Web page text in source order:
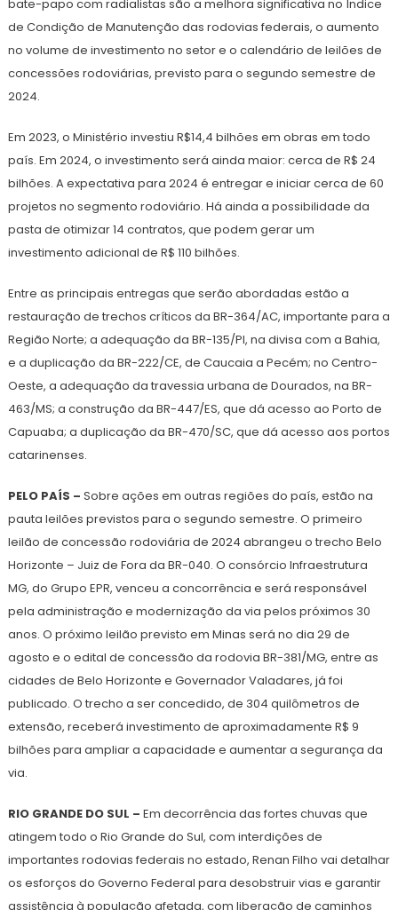
bate-papo com radialistas são a melhora significativa no Índice
de Condição de Manutenção das rodovias federais, o aumento
no volume de investimento no setor e o calendário de leilões de
concessões rodoviárias, previsto para o segundo semestre de
2024.
Em 2023, o Ministério investiu R$14,4 bilhões em obras em todo
país. Em 2024, o investimento será ainda maior: cerca de R$ 24
bilhões. A expectativa para 2024 é entregar e iniciar cerca de 60
projetos no segmento rodoviário. Há ainda a possibilidade da
pasta de otimizar 14 contratos, que podem gerar um
investimento adicional de R$ 110 bilhões.
Entre as principais entregas que serão abordadas estão a
restauração de trechos críticos da BR-364/AC, importante para a
Região Norte; a adequação da BR-135/PI, na divisa com a Bahia,
e a duplicação da BR-222/CE, de Caucaia a Pecém; no Centro-
Oeste, a adequação da travessia urbana de Dourados, na BR-
463/MS; a construção da BR-447/ES, que dá acesso ao Porto de
Capuaba; a duplicação da BR-470/SC, que dá acesso aos portos
catarinenses.
PELO PAÍS – Sobre ações em outras regiões do país, estão na
pauta leilões previstos para o segundo semestre. O primeiro
leilão de concessão rodoviária de 2024 abrangeu o trecho Belo
Horizonte – Juiz de Fora da BR-040. O consórcio Infraestrutura
MG, do Grupo EPR, venceu a concorrência e será responsável
pela administração e modernização da via pelos próximos 30
anos. O próximo leilão previsto em Minas será no dia 29 de
agosto e o edital de concessão da rodovia BR-381/MG, entre as
cidades de Belo Horizonte e Governador Valadares, já foi
publicado. O trecho a ser concedido, de 304 quilômetros de
extensão, receberá investimento de aproximadamente R$ 9
bilhões para ampliar a capacidade e aumentar a segurança da
via.
RIO GRANDE DO SUL – Em decorrência das fortes chuvas que
atingem todo o Rio Grande do Sul, com interdições de
importantes rodovias federais no estado, Renan Filho vai detalhar
os esforços do Governo Federal para desobstruir vias e garantir
assistência à população afetada, com liberação de caminhos